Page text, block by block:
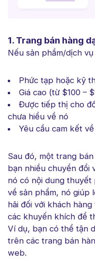
1. Trang bán hàng
Nếu sản phầm/dịch
Phức tạp hoặc kỹ
Giá cao (từ $100 –
Được tiếp thị cho
chưa hiểu về nó
Yêu cầu cam kết
Sau đó, một trang
bạn nhiều chuyển đổi
nó có nội dung
về sản phẩm, nó giúp
hãi đối với khách
các khuyến khích để
Ví dụ, bạn có thể tận
trên các trang bán
web.